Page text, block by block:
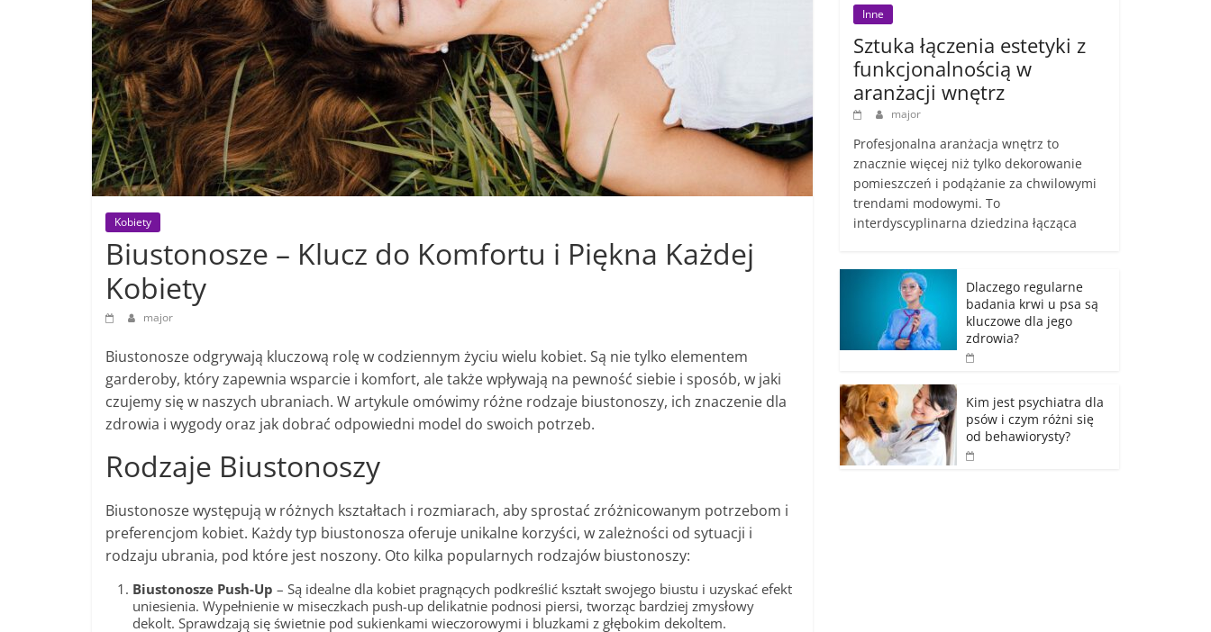
Kobiety
Biustonosze – Klucz do Komfortu i Piękna Każdej
Kobiety
major
Biustonosze odgrywają kluczową rolę w codziennym życiu wielu kobiet. Są nie tylko elementem
garderoby, który zapewnia wsparcie i komfort, ale także wpływają na pewność siebie i sposób, w jaki
czujemy się w naszych ubraniach. W artykule omówimy różne rodzaje biustonoszy, ich znaczenie dla
zdrowia i wygody oraz jak dobrać odpowiedni model do swoich potrzeb.
Rodzaje Biustonoszy
Biustonosze występują w różnych kształtach i rozmiarach, aby sprostać zróżnicowanym potrzebom i
preferencjom kobiet. Każdy typ biustonosza oferuje unikalne korzyści, w zależności od sytuacji i
rodzaju ubrania, pod które jest noszony. Oto kilka popularnych rodzajów biustonoszy:
Biustonosze Push-Up – Są idealne dla kobiet pragnących podkreślić kształt swojego biustu i uzyskać efekt
uniesienia. Wypełnienie w miseczkach push-up delikatnie podnosi piersi, tworząc bardziej zmysłowy
dekolt. Sprawdzają się świetnie pod sukienkami wieczorowymi i bluzkami z głębokim dekoltem.
Inne
Sztuka łączenia estetyki z
funkcjonalnością w
aranżacji wnętrz
major
Profesjonalna aranżacja wnętrz to
znacznie więcej niż tylko dekorowanie
pomieszczeń i podążanie za chwilowymi
trendami modowymi. To
interdyscyplinarna dziedzina łącząca
Dlaczego regularne
badania krwi u psa są
kluczowe dla jego
zdrowia?
Kim jest psychiatra dla
psów i czym różni się
od behawiorysty?